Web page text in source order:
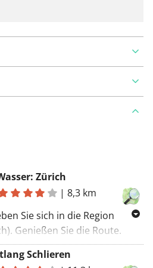
Zürich
|8,3 km
Sie sich in die Region
Genießen Sie die Route.
Tour fällt mit einem GR-Trail
Die Wanderroute
Schlieren